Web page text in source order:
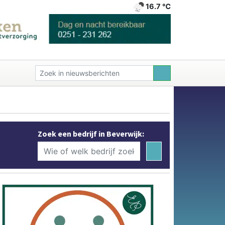
16.7 ℃
Zoek een bedrijf in Beverwijk: